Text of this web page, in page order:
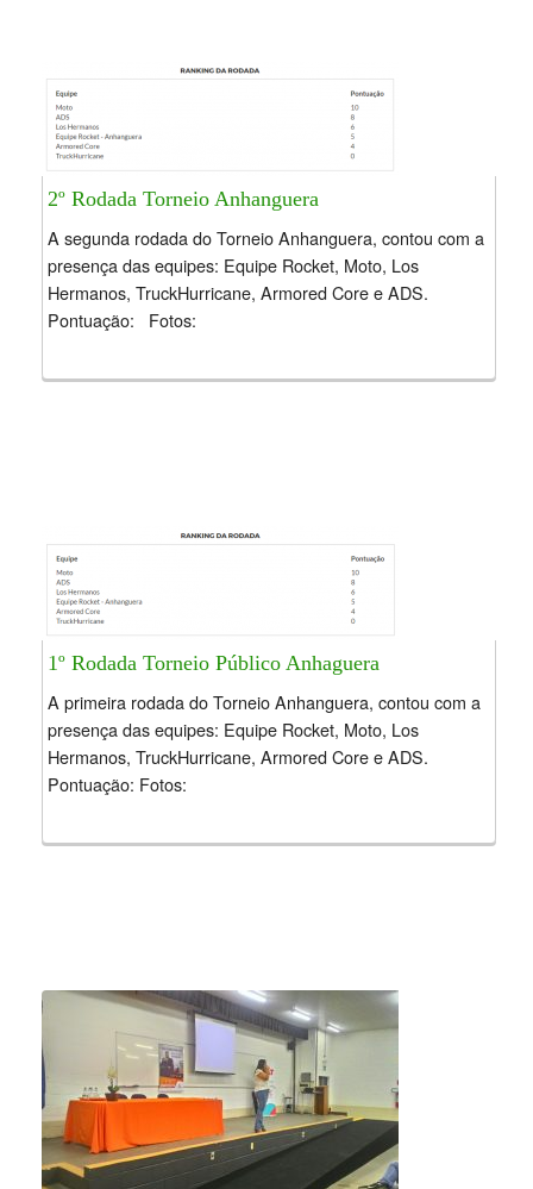
2º Rodada Torneio Anhanguera
A segunda rodada do Torneio Anhanguera, contou com a
presença das equipes: Equipe Rocket, Moto, Los
Hermanos, TruckHurricane, Armored Core e ADS.
Pontuação: Fotos:
1º Rodada Torneio Público Anhaguera
A primeira rodada do Torneio Anhanguera, contou com a
presença das equipes: Equipe Rocket, Moto, Los
Hermanos, TruckHurricane, Armored Core e ADS.
Pontuação: Fotos: